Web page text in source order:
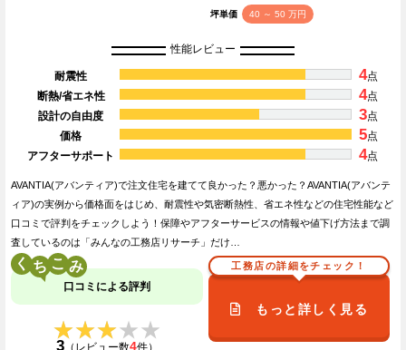
坪単価 40 ～ 50 万円
性能レビュー
耐震性 4点
断熱/省エネ性
4点
設計の自由度
3点
価格
5点
アフターサポート
4点
AVANTIA(アバンティア)で注文住宅を建てて良かった？悪かった？AVANTIA(アバンテ
ィア)の実例から価格面をはじめ、耐震性や気密断熱性、省エネ性などの住宅性能など
口コミで評判をチェックしよう！保障やアフターサービスの情報や値下げ方法まで調
査しているのは「みんなの工務店リサーチ」だけ…
く こ
口コミによる評判
★★★★★
★★★★★
3 4
工務店の詳細をチェック！
もっと詳しく見る